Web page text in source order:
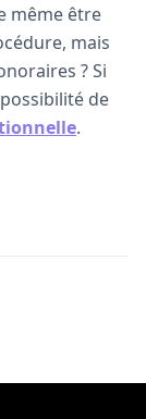
même être
mais
? Si
de
.